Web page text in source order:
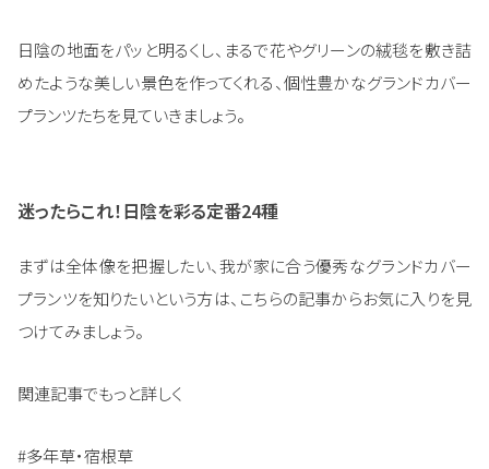
日陰の地面をパッと明るくし、まるで花やグリーンの絨毯を敷き詰
めたような美しい景色を作ってくれる、個性豊かなグランドカバー
プランツたちを見ていきましょう。
迷ったらこれ！日陰を彩る定番24種
まずは全体像を把握したい、我が家に合う優秀なグランドカバー
プランツを知りたいという方は、こちらの記事からお気に入りを見
つけてみましょう。
関連記事でもっと詳しく
#多年草・宿根草